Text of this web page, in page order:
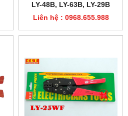
LY-48B, LY-63B, LY-29B
Liên hệ : 0968.655.988